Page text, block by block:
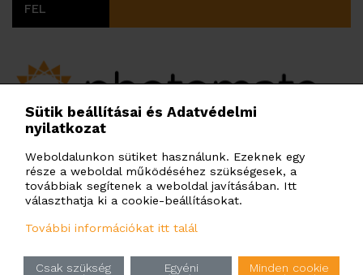
FEL
PHOTOMATE HUNGARY KFT.
Budafoki út 97-103. H. ép. 3. em., Budapest, 1117,
Magyarország
info@photomate.eu
hu en ua ru cz pl bg ro
Sütik beállításai és Adatvédelmi
nyilatkozat
Weboldalunkon sütiket használunk. Ezeknek egy
része a weboldal működéséhez szükségesek, a
továbbiak segítenek a weboldal javításában. Itt
választhatja ki a cookie-beállításokat.
További információkat itt talál
Csak szükség
Egyéni
Minden cookie